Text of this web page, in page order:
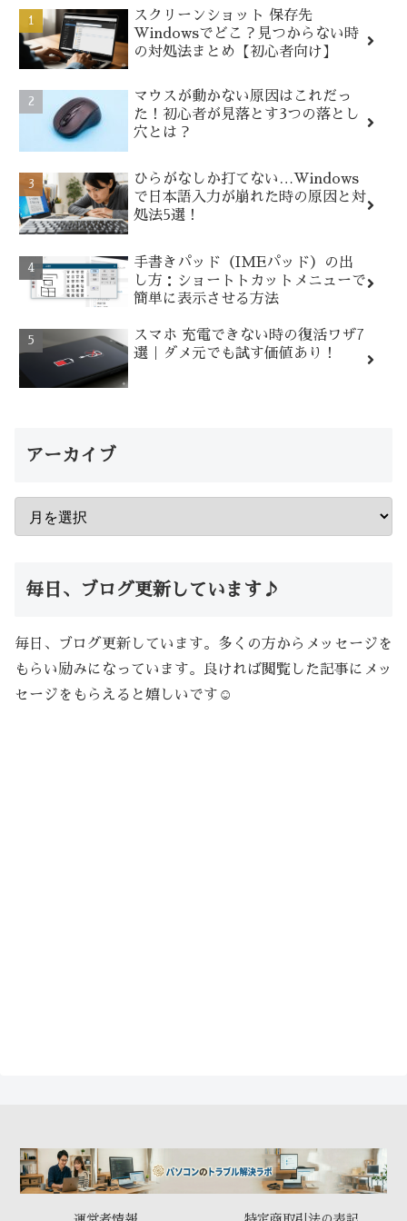
スクリーンショット 保存先
Windowsでどこ？見つからない時
の対処法まとめ【初心者向け】
マウスが動かない原因はこれだっ
た！初心者が見落とす3つの落とし
穴とは？
ひらがなしか打てない…Windows
で日本語入力が崩れた時の原因と対
処法5選！
手書きパッド（IMEパッド）の出
し方：ショートトカットメニューで
簡単に表示させる方法
スマホ 充電できない時の復活ワザ7
選｜ダメ元でも試す価値あり！
アーカイブ
毎日、ブログ更新しています♪
毎日、ブログ更新しています。多くの方からメッセージを
もらい励みになっています。良ければ閲覧した記事にメッ
セージをもらえると嬉しいです☺